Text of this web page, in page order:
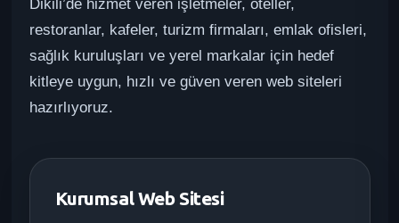
Dikili’de hizmet veren işletmeler, oteller,
restoranlar, kafeler, turizm firmaları, emlak ofisleri,
sağlık kuruluşları ve yerel markalar için hedef
kitleye uygun, hızlı ve güven veren web siteleri
hazırlıyoruz.
Kurumsal Web Sitesi